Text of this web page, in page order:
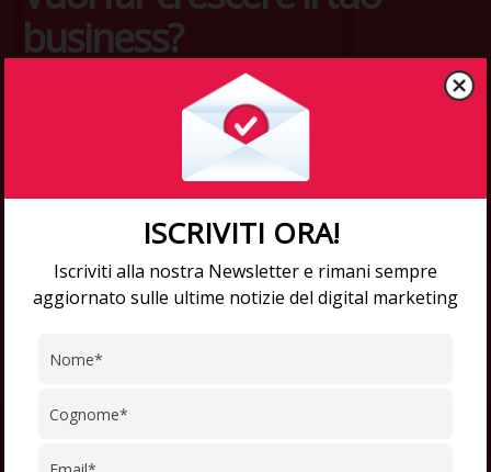
business?
Acquisire nuovi clienti, ottenere i
migliori risultati ROI garantito e
tangibile e aumentare il tuo fatturato?
una soluzione personalizzata e mirata
per centrare gli obiettivi!
SCOPRI COSA TI OCCORRE
ISCRIVITI ORA!
Iscriviti alla nostra Newsletter e rimani sempre
aggiornato sulle ultime notizie del digital marketing